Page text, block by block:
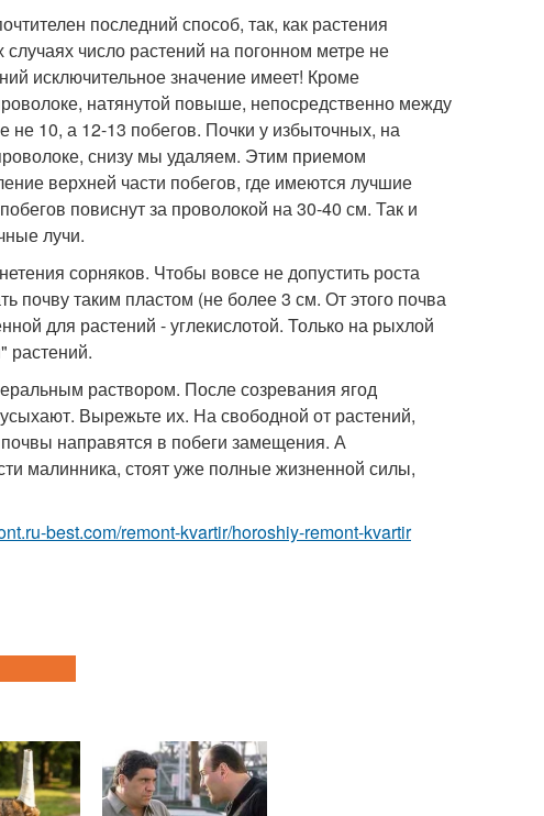
последний способ, так, как растения
число растений на погонном метре не
исключительное значение имеет! Кроме
натянутой повыше, непосредственно между
не 10, а 12-13 побегов. Почки у избыточных, на
снизу мы удаляем. Этим приемом
верхней части побегов, где имеются лучшие
повиснут за проволокой на 30-40 см. Так и
лучи.
сорняков. Чтобы вовсе не допустить роста
почву таким пластом (не более 3 см. От этого почва
для растений - углекислотой. Только на рыхлой
растений.
раствором. После созревания ягод
Вырежьте их. На свободной от растений,
направятся в побеги замещения. А
малинника, стоят уже полные жизненной силы,
best.com/remont-kvartir/horoshiy-remont-kvartir